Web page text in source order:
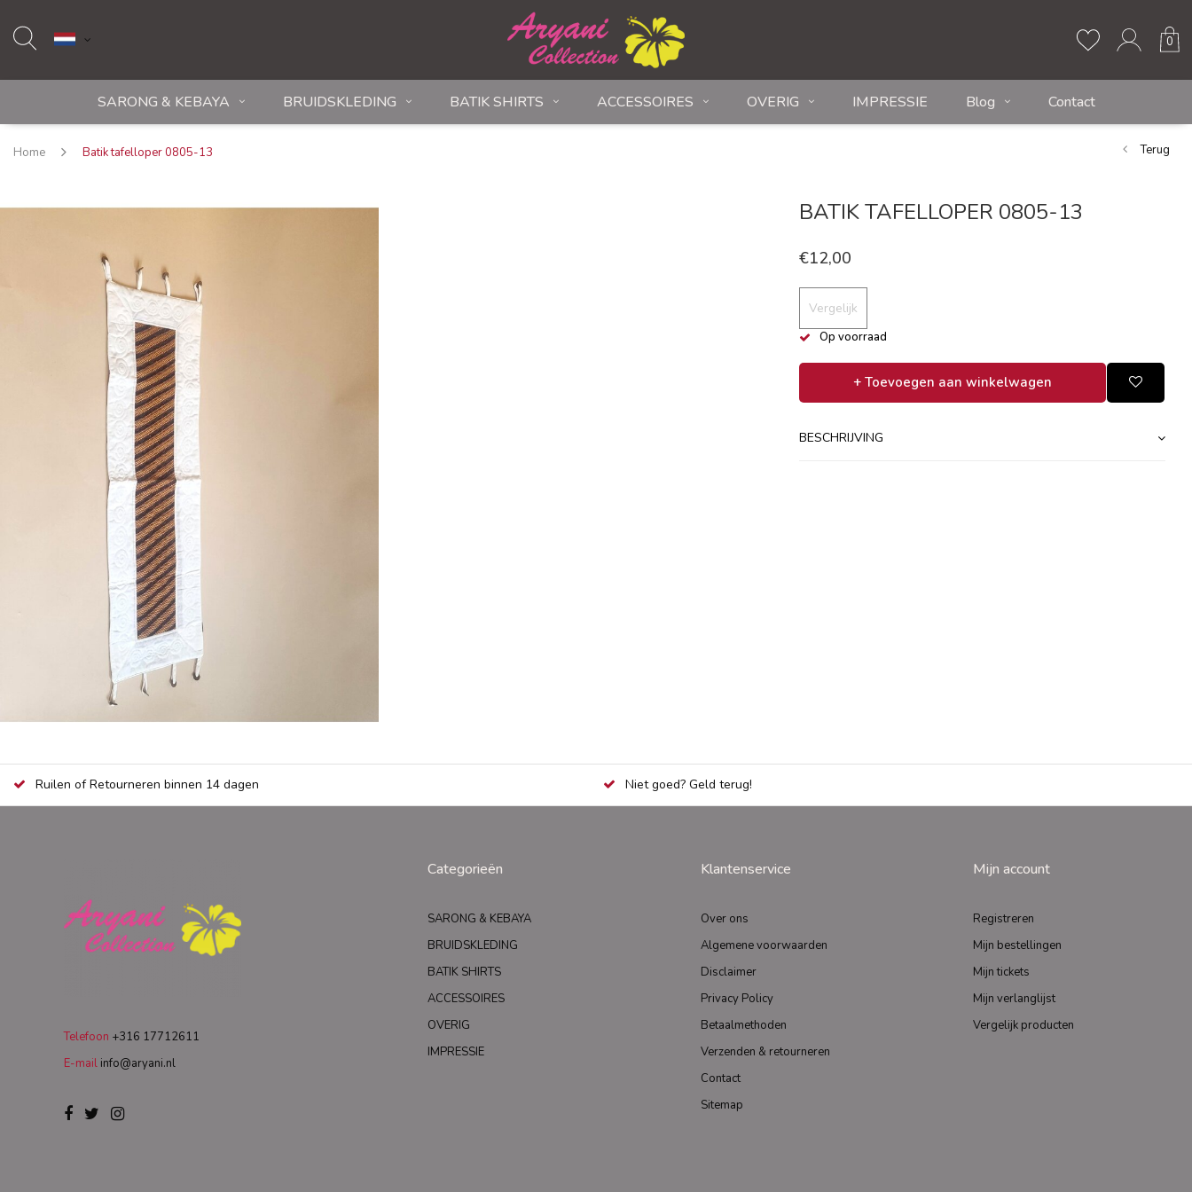
0
SARONG & KEBAYA BRUIDSKLEDING BATIK SHIRTS ACCESSOIRES OVERIG IMPRESSIE Blog Contact
Home Batik tafelloper 0805-13 Terug
BATIK TAFELLOPER 0805-13
€12,00
Vergelijk
Op voorraad
+ Toevoegen aan winkelwagen
BESCHRIJVING
Ruilen of Retourneren binnen 14 dagen Niet goed? Geld terug!
Telefoon +316 17712611
E-mail info@aryani.nl
Categorieën
SARONG & KEBAYA
BRUIDSKLEDING
BATIK SHIRTS
ACCESSOIRES
OVERIG
IMPRESSIE
Klantenservice
Over ons
Algemene voorwaarden
Disclaimer
Privacy Policy
Betaalmethoden
Verzenden & retourneren
Contact
Sitemap
Mijn account
Registreren
Mijn bestellingen
Mijn tickets
Mijn verlanglijst
Vergelijk producten